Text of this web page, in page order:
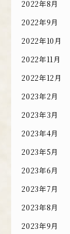
2022年8月
2022年9月
2022年10月
2022年11月
2022年12月
2023年2月
2023年3月
2023年4月
2023年5月
2023年6月
2023年7月
2023年8月
2023年9月